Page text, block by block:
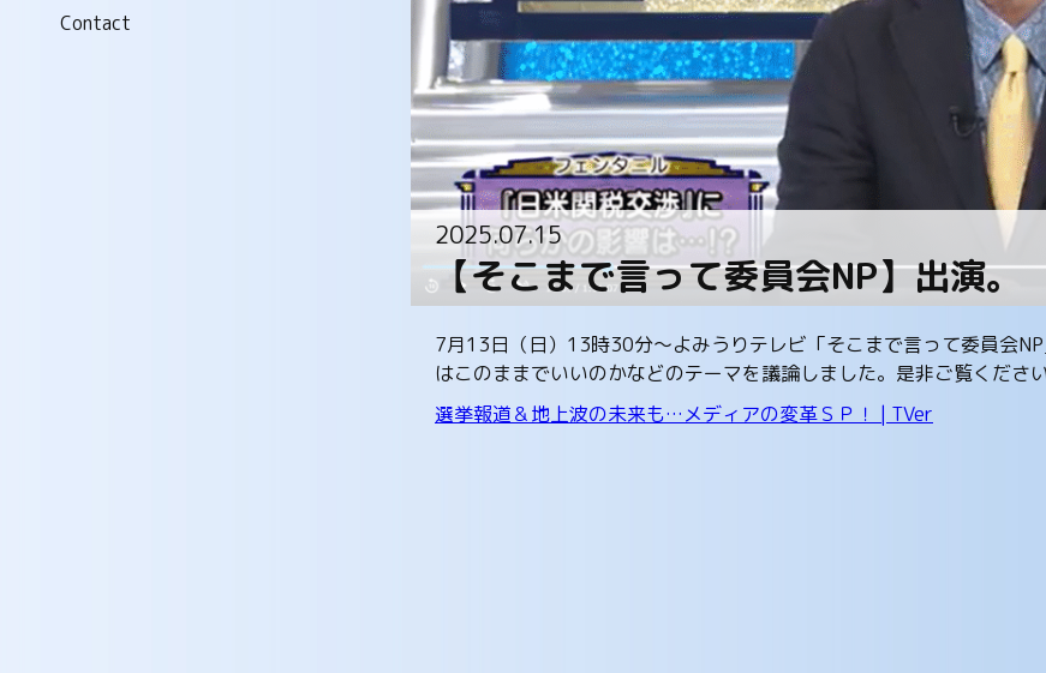
Contact
2025.07.15
【そこまで言って委員会NP】出演。
7月13日（日）13時30分～よみうりテレビ「そこまで言って委員会
はこのままでいいのかなどのテーマを議論しました。是非ご覧ください
選挙報道＆地上波の未来も…メディアの変革ＳＰ！ | TVer